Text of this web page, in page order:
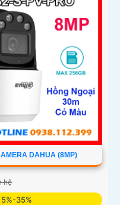
DAHUA (8MP)
hệ
35%